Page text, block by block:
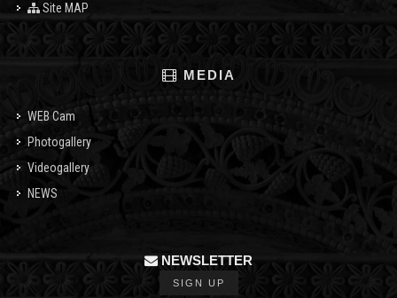
Site MAP
MEDIA
WEB Cam
Photogallery
Videogallery
NEWS
NEWSLETTER
SIGN UP